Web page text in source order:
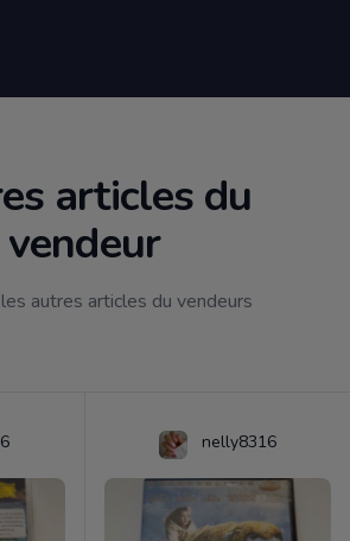
articles du
vendeur
autres articles du vendeurs
nelly8316